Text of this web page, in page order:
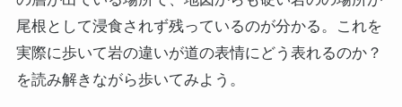
尾根として浸食されず残っているのが分かる。これを
実際に歩いて岩の違いが道の表情にどう表れるのか？
を読み解きながら歩いてみよう。